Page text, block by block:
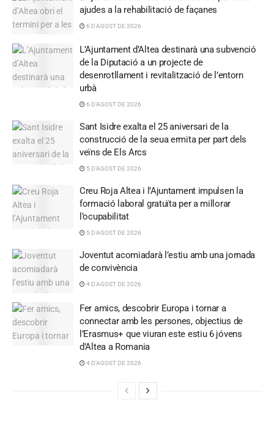
ajudes a la rehabilitació de façanes
6 D'AGOST DE 2026
L’Ajuntament d’Altea destinarà una subvenció
de la Diputació a un projecte de
desenrotllament i revitalització de l’entorn
urbà
6 D'AGOST DE 2026
Sant Isidre exalta el 25 aniversari de la
construcció de la seua ermita per part dels
veïns de Els Arcs
5 D'AGOST DE 2026
Creu Roja Altea i l’Ajuntament impulsen la
formació laboral gratuïta per a millorar
l’ocupabilitat
5 D'AGOST DE 2026
Joventut acomiadarà l’estiu amb una jornada
de convivència
4 D'AGOST DE 2026
Fer amics, descobrir Europa i tornar a
connectar amb les persones, objectius de
l’Erasmus+ que viuran este estiu 6 jóvens
d’Altea a Romania
4 D'AGOST DE 2026